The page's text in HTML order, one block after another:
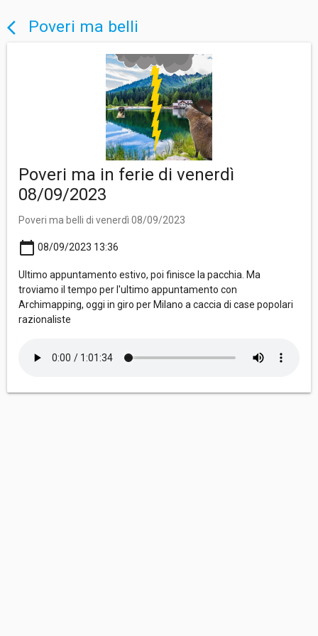
arrow_back_ios Poveri ma belli
Poveri ma in ferie di venerdì
08/09/2023
Poveri ma belli di venerdì 08/09/2023
calendar_today 08/09/2023 13:36
Ultimo appuntamento estivo, poi finisce la pacchia. Ma
troviamo il tempo per l'ultimo appuntamento con
Archimapping, oggi in giro per Milano a caccia di case popolari
razionaliste